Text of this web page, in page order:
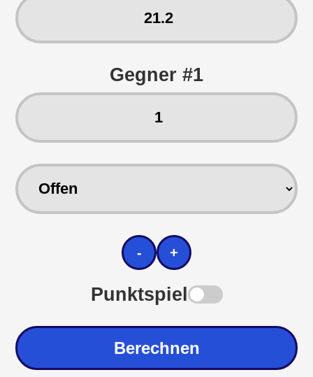
Gegner #1
- +
Punktspiel
Berechnen